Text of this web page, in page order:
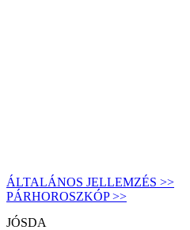
ÁLTALÁNOS JELLEMZÉS >>
PÁRHOROSZKÓP >>
JÓSDA